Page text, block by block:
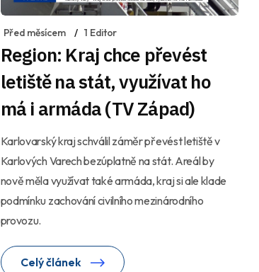
Před měsícem 1 Editor
Region: Kraj chce převést
letiště na stát, využívat ho
má i armáda (TV Západ)
Karlovarský kraj schválil záměr převést letiště v
Karlových Varech bezúplatně na stát. Areál by
nově měla využívat také armáda, kraj si ale klade
podmínku zachování civilního mezinárodního
provozu.
Celý článek